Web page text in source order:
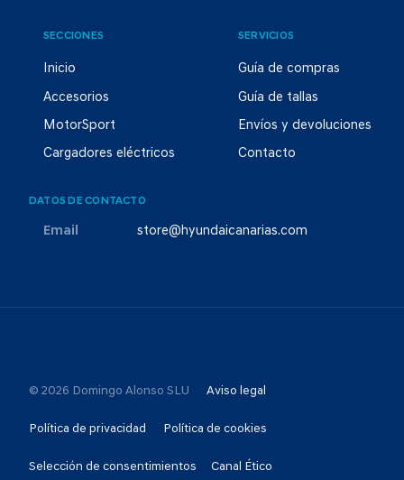
SECCIONES
Inicio
Accesorios
MotorSport
Cargadores eléctricos
SERVICIOS
Guía de compras
Guía de tallas
Envíos y devoluciones
Contacto
DATOS DE CONTACTO
Email store@hyundaicanarias.com
© 2026 Domingo Alonso SLU Aviso legal
Política de privacidad Política de cookies
Selección de consentimientos Canal Ético